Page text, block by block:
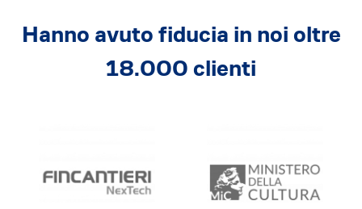
Hanno avuto fiducia in noi oltre
18.000 clienti